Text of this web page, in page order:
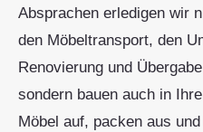
Absprachen erledigen wir
den Möbeltransport, den
Renovierung und
sondern bauen auch in
Möbel auf, packen aus